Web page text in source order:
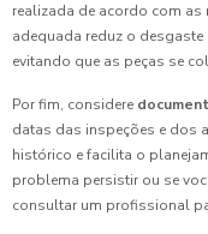
realizada de acordo com
adequada reduz o
evitando que as peças se
Por fim, considere
datas das inspeções e dos
histórico e facilita o
problema persistir ou se
consultar um profissional